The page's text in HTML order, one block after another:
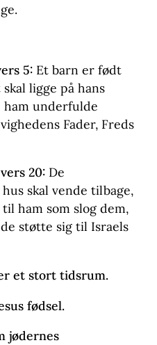
5: Et barn er født
ligge på hans
ham underfulde
Fader, Freds
20: De
skal vende tilbage,
ham som slog dem,
støtte sig til Israels
et stort tidsrum.
fødsel.
jødernes